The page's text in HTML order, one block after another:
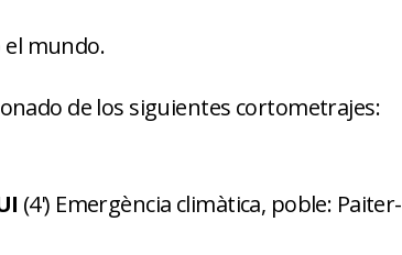
el mundo.
de los siguientes cortometrajes:
(4') Emergència climàtica, poble: Paiter-